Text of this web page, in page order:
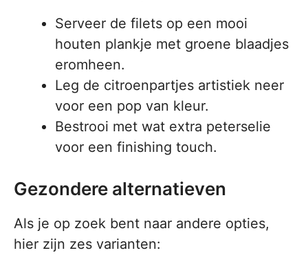
Serveer de filets op een mooi
houten plankje met groene blaadjes
eromheen.
Leg de citroenpartjes artistiek neer
voor een pop van kleur.
Bestrooi met wat extra peterselie
voor een finishing touch.
Gezondere alternatieven
Als je op zoek bent naar andere opties,
hier zijn zes varianten: